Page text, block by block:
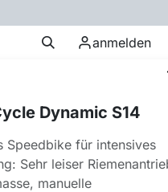
E-BIKES
anmelden
Dynamic S14
Speedbike für intensives
Sehr leiser
manuelle